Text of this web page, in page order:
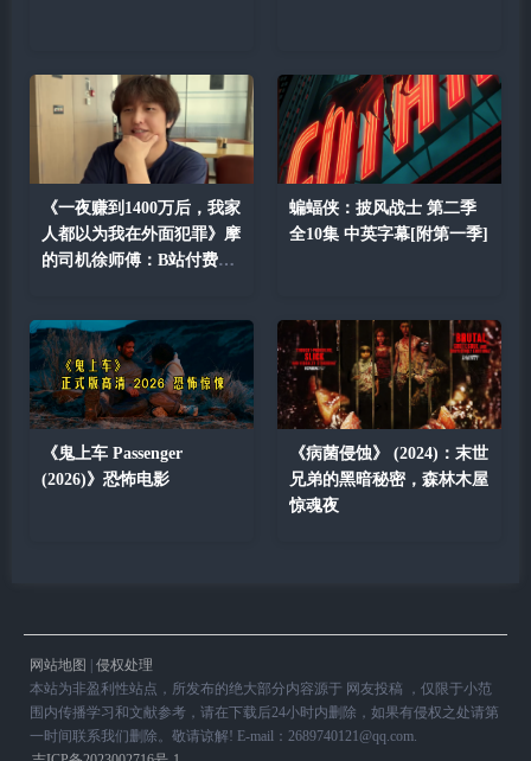
《一夜赚到1400万后，我家
人都以为我在外面犯罪》摩
的司机徐师傅：B站付费充
蝙蝠侠：披风战士 第二季
全10集 中英字幕[附第一季]
《鬼上车 Passenger
(2026)》恐怖电影
《病菌侵蚀》 (2024)：末世
兄弟的黑暗秘密，森林木屋
惊魂夜
网站地图
侵权处理
本站为非盈利性站点，所发布的绝大部分内容源于 网友投稿 ，仅限于小范
围内传播学习和文献参考，请在下载后24小时内删除，如果有侵权之处请第
一时间联系我们删除。敬请谅解! E-mail：2689740121@qq.com.